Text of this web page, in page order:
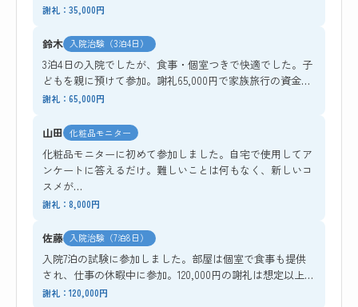
謝礼：35,000円
鈴木 入院治験（3泊4日）
3泊4日の入院でしたが、食事・個室つきで快適でした。子
どもを親に預けて参加。謝礼65,000円で家族旅行の資金…
謝礼：65,000円
山田 化粧品モニター
化粧品モニターに初めて参加しました。自宅で使用してア
ンケートに答えるだけ。難しいことは何もなく、新しいコ
スメが…
謝礼：8,000円
佐藤 入院治験（7泊8日）
入院7泊の試験に参加しました。部屋は個室で食事も提供
され、仕事の休暇中に参加。120,000円の謝礼は想定以上…
謝礼：120,000円